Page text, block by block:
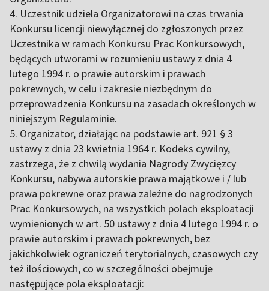
4. Uczestnik udziela Organizatorowi na czas trwania
Konkursu licencji niewyłącznej do zgłoszonych przez
Uczestnika w ramach Konkursu Prac Konkursowych,
będących utworami w rozumieniu ustawy z dnia 4
lutego 1994 r. o prawie autorskim i prawach
pokrewnych, w celu i zakresie niezbędnym do
przeprowadzenia Konkursu na zasadach określonych w
niniejszym Regulaminie.
5. Organizator, działając na podstawie art. 921 § 3
ustawy z dnia 23 kwietnia 1964 r. Kodeks cywilny,
zastrzega, że z chwilą wydania Nagrody Zwycięzcy
Konkursu, nabywa autorskie prawa majątkowe i / lub
prawa pokrewne oraz prawa zależne do nagrodzonych
Prac Konkursowych, na wszystkich polach eksploatacji
wymienionych w art. 50 ustawy z dnia 4 lutego 1994 r. o
prawie autorskim i prawach pokrewnych, bez
jakichkolwiek ograniczeń terytorialnych, czasowych czy
też ilościowych, co w szczególności obejmuje
następujące pola eksploatacji: